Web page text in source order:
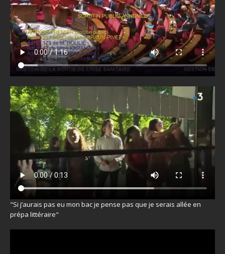
"Si j’aurais pas eu mon bac je pense pas que je serais allée en
prépa littéraire"